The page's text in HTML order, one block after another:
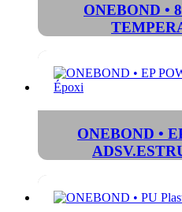
ONEBOND •
ONEBOND •